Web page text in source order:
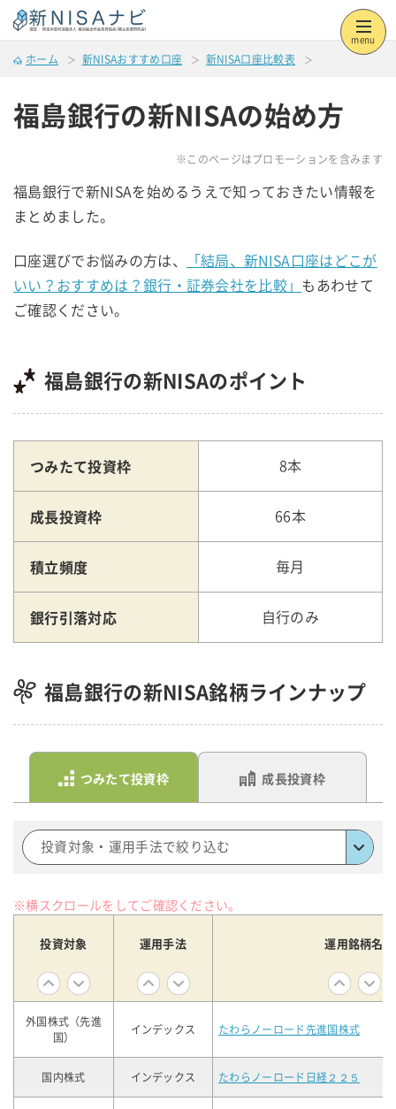
menu
ホーム 新NISAおすすめ口座 新NISA口座比較表
福島銀行の新NISAの始め方
※このページはプロモーションを含みます
福島銀行で新NISAを始めるうえで知っておきたい情報を
まとめました。
口座選びでお悩みの方は、
「結局、新NISA口座はどこが
いい？おすすめは？銀行・証券会社を比較」 もあわせて
ご確認ください。
福島銀行の新NISAのポイント
つみたて投資枠 8本
成長投資枠 66本
積立頻度 毎月
銀行引落対応 自行のみ
福島銀行の新NISA銘柄ラインナップ
つみたて投資枠 成長投資枠
投資対象・運用手法で絞り込む
※横スクロールをしてご確認ください。
投資対象 運用手法 運用銘柄名
外国株式（先進
国）
インデックス たわらノーロード先進国株式
国内株式 インデックス たわらノーロード日経２２５